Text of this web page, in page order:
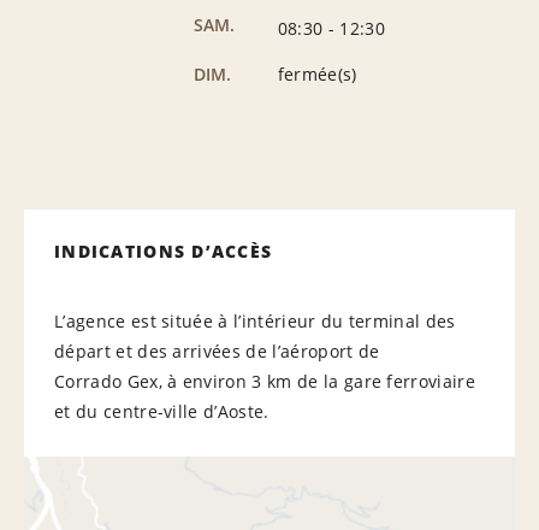
SAM.
08:30 - 12:30
DIM.
fermée(s)
INDICATIONS D’ACCÈS
L’agence est située à l’intérieur du terminal des
départ et des arrivées de l’aéroport de
Corrado Gex, à environ 3 km de la gare ferroviaire
et du centre-ville d’Aoste.